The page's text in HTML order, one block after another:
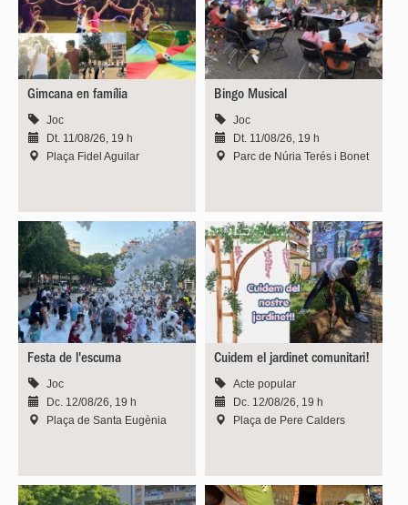
Gimcana en família
Joc
Dt. 11/08/26, 19 h
Plaça Fidel Aguilar
Bingo Musical
Joc
Dt. 11/08/26, 19 h
Parc de Núria Terés i Bonet
Festa de l'escuma
Joc
Dc. 12/08/26, 19 h
Plaça de Santa Eugènia
Cuidem el jardinet comunitari!
Acte popular
Dc. 12/08/26, 19 h
Plaça de Pere Calders